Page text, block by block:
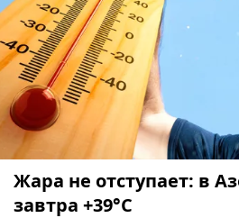
Жара не отступает: в
завтра +39°С